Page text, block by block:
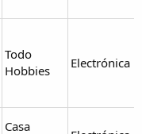
Todo
Hobbies
Electrónica
Casa